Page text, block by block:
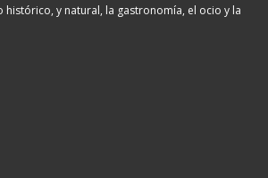
y natural, la gastronomía, el ocio y la